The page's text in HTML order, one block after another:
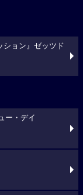
ション』ゼッツド
ー・デイ